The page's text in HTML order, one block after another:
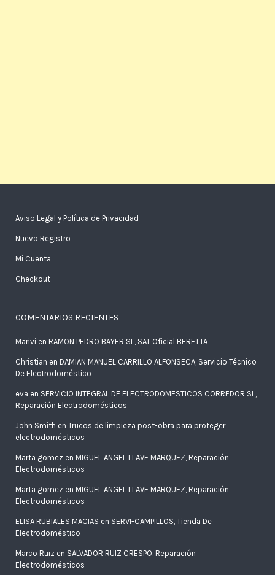
Aviso Legal y Política de Privacidad
Nuevo Registro
Mi Cuenta
Checkout
COMENTARIOS RECIENTES
Marivíen RAMON PEDRO BAYER SL, SAT Oficial BERETTA
Christian en DAMIAN MANUEL CARRILLO ALFONSECA, Servicio Técnico
De Electrodoméstico
eva en SERVICIO INTEGRAL DE ELECTRODOMESTICOS CORREDOR SL,
Reparación Electrodomésticos
John Smith en Trucos de limpieza post-obra para proteger
electrodomésticos
Marta gomez en MIGUEL ANGEL LLAVE MARQUEZ, Reparación
Electrodomésticos
Marta gomez en MIGUEL ANGEL LLAVE MARQUEZ, Reparación
Electrodomésticos
ELISA RUBIALES MACIAS en SERVI-CAMPILLOS, Tienda De
Electrodoméstico
Marco Ruiz en SALVADOR RUIZ CRESPO, Reparación
Electrodomésticos